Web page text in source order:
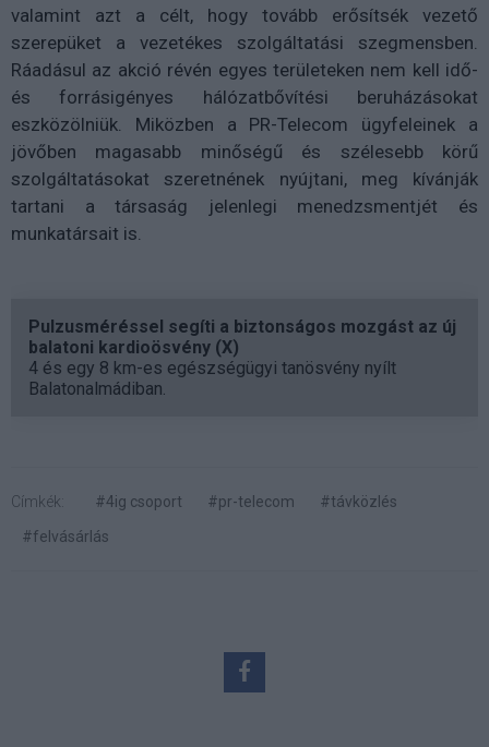
valamint azt a célt, hogy tovább erősítsék vezető
szerepüket a vezetékes szolgáltatási szegmensben.
Ráadásul az akció révén egyes területeken nem kell idő-
és forrásigényes hálózatbővítési beruházásokat
eszközölniük. Miközben a PR-Telecom ügyfeleinek a
jövőben magasabb minőségű és szélesebb körű
szolgáltatásokat szeretnének nyújtani, meg kívánják
tartani a társaság jelenlegi menedzsmentjét és
munkatársait is.
Pulzusméréssel segíti a biztonságos mozgást az új
balatoni kardioösvény (X)
4 és egy 8 km-es egészségügyi tanösvény nyílt
Balatonalmádiban.
Címkék: #4ig csoport #pr-telecom
#távközlés
#felvásárlás